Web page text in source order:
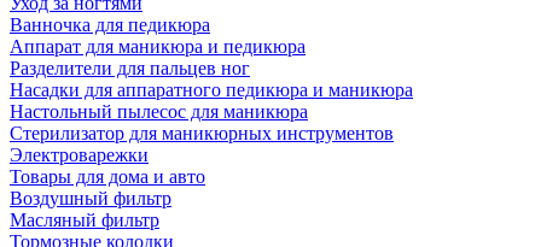
Ванночка для педикюра
Аппарат для маникюра и педикюра
Разделители для пальцев ног
Насадки для аппаратного педикюра и маникюра
Настольный пылесос для маникюра
Стерилизатор для маникюрных инструментов
Электроварежки
Товары для дома и авто
Воздушный фильтр
Масляный фильтр
Тормозные колодки